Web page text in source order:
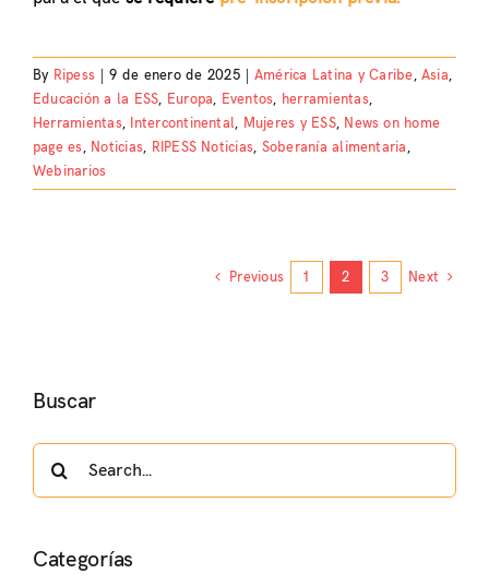
By Ripess 9 de enero de 2025 América Latina y Caribe,Asia,
Educación a la ESS, Europa, Eventos, herramientas,
Herramientas, Intercontinental, Mujeres y ESS, News on home
page es, Noticias, RIPESS Noticias, Soberanía alimentaria,
Webinarios
Previous 1 2 3 Next
Buscar
Categorías